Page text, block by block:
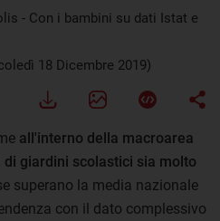
- Con i bambini su dati Istat e
18 Dicembre 2019)
all'interno della macroarea
giardini scolastici sia molto
superano la media nazionale
con il dato complessivo